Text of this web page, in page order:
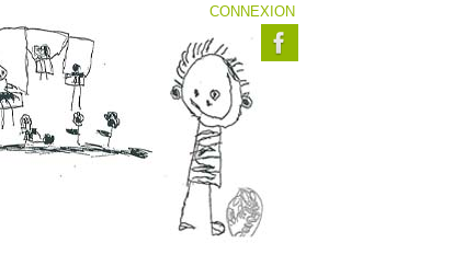
CONNEXION